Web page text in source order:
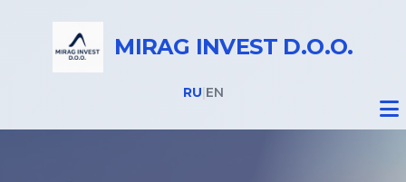
MIRAG INVEST D.O.O.
RU EN